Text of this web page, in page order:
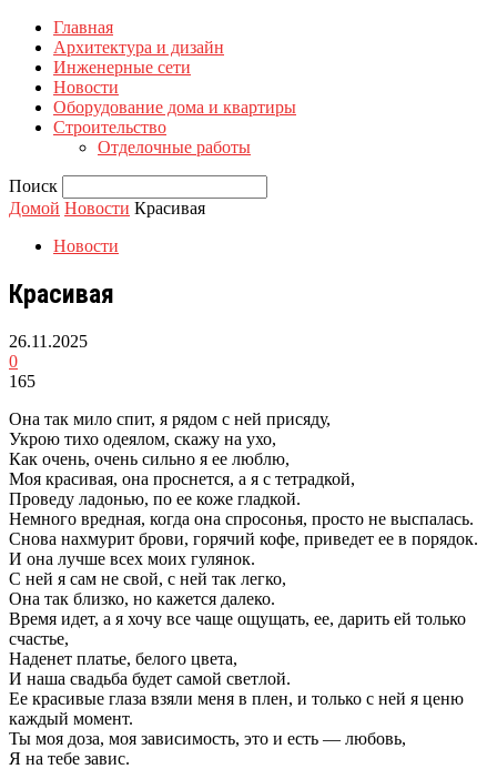
Главная
Архитектура и дизайн
Инженерные сети
Новости
Оборудование дома и квартиры
Строительство
Отделочные работы
Поиск
Домой Новости Красивая
Новости
Красивая
26.11.2025
0
165
Она так мило спит, я рядом с ней присяду,
Укрою тихо одеялом, скажу на ухо,
Как очень, очень сильно я ее люблю,
Моя красивая, она проснется, а я с тетрадкой,
Проведу ладонью, по ее коже гладкой.
Немного вредная, когда она спросонья, просто не выспалась.
Снова нахмурит брови, горячий кофе, приведет ее в порядок.
И она лучше всех моих гулянок.
С ней я сам не свой, с ней так легко,
Она так близко, но кажется далеко.
Время идет, а я хочу все чаще ощущать, ее, дарить ей только
счастье,
Наденет платье, белого цвета,
И наша свадьба будет самой светлой.
Ее красивые глаза взяли меня в плен, и только с ней я ценю
каждый момент.
Ты моя доза, моя зависимость, это и есть — любовь,
Я на тебе завис.